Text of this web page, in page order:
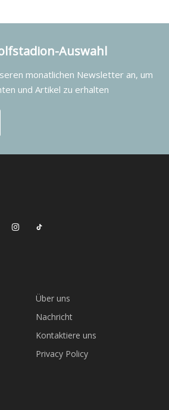
Auswahl
monatlichen Newsletter an, um
und Artikel zu erhalten
Über uns
Nachricht
Kontaktiere uns
Privacy Policy